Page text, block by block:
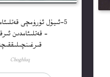
5-ئىيۇل ئۈرۈمچى
– قەتلىئامدىن
Choghluq